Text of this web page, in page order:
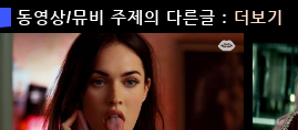
동영상/뮤비 주제의 다른글 : 더보기